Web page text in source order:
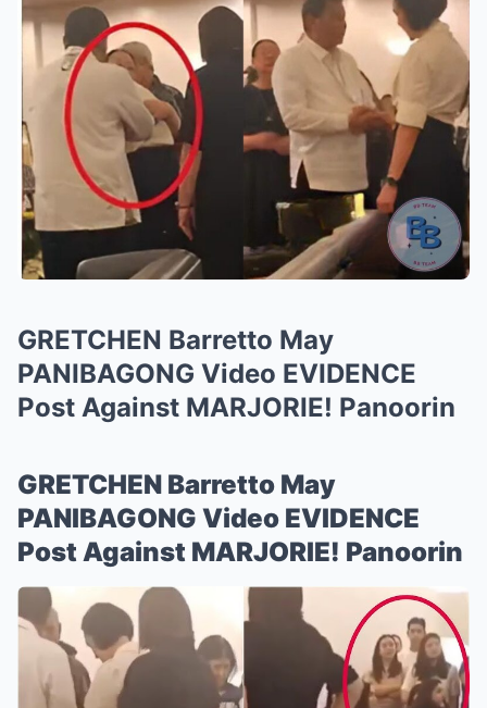
GRETCHEN Barretto May
PANIBAGONG Video EVIDENCE
Post Against MARJORIE! Panoorin
GRETCHEN Barretto May
PANIBAGONG Video EVIDENCE
Post Against MARJORIE! Panoorin